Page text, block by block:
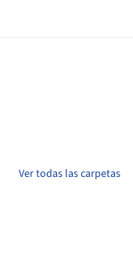
Ver todas las carpetas